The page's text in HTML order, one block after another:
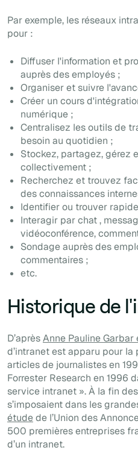
Par exemple, les réseaux
pour :
Diffuser l'information et
auprès des employés ;
Organiser et suivre
Créer un cours
numérique ;
Centralisez les outils de
besoin au quotidien ;
Stockez, partagez, gérez
collectivement ;
Recherchez et trouvez
des connaissances
Identifier ou trouver
Interagir parchat,
vidéoconférence,
Sondage auprès des
commentaires ;
etc.
Historique de
D’aprèsAnne Pauline Garbar
d’intranet est apparu pour la
articles de journalistes en
Forrester Research en 1996
service intranet ». À la fin
s’imposaient dans les
étudede l’Union des
500 premières entreprises
d’un intranet.